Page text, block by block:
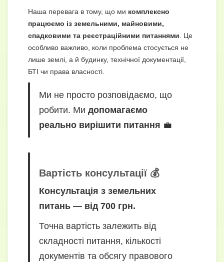
Наша перевага в тому, що ми комплексно
працюємо із земельними, майновими,
спадковими та реєстраційними питаннями . Це
особливо важливо, коли проблема стосується не
лише землі, а й будинку, технічної документації,
БТІ чи права власності.
Ми не просто розповідаємо, що
робити. Ми допомагаємо
реально вирішити питання 💼
Вартість консультації 💰
Консультація з земельних
питань — від 700 грн.
Точна вартість залежить від
складності питання, кількості
документів та обсягу правового